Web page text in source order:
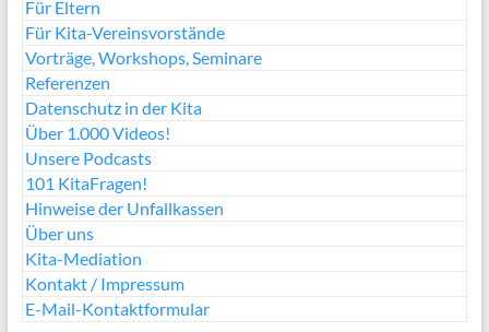
Für Eltern
Für Kita-Vereinsvorstände
Vorträge, Workshops, Seminare
Referenzen
Datenschutz in der Kita
Über 1.000 Videos!
Unsere Podcasts
101 KitaFragen!
Hinweise der Unfallkassen
Über uns
Kita-Mediation
Kontakt / Impressum
E-Mail-Kontaktformular